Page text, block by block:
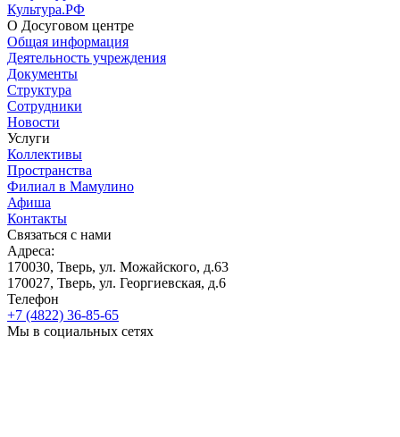
Культура.РФ
О Досуговом центре
Общая информация
Деятельность учреждения
Документы
Структура
Сотрудники
Новости
Услуги
Коллективы
Пространства
Филиал в Мамулино
Афиша
Контакты
Связаться с нами
Адреса:
170030, Тверь, ул. Можайского, д.63
170027, Тверь, ул. Георгиевская, д.6
Телефон
+7 (4822) 36-85-65
Мы в социальных сетях